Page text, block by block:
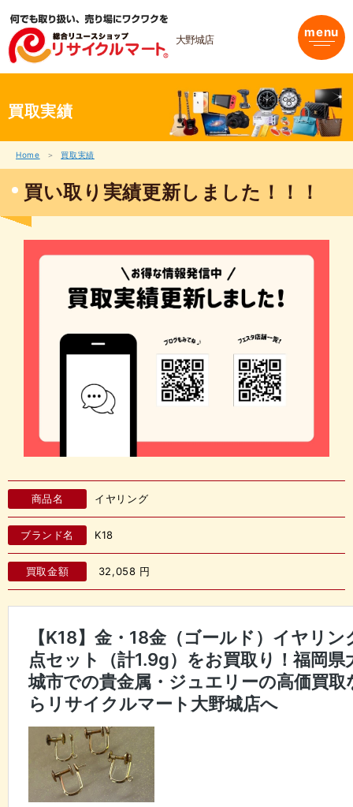
ス
大野城店 menu
買取実績
Home 買取実績
買い取り実績更新しました！！！
商品名 イヤリング
ブランド名 K18
買取金額 32,058 円